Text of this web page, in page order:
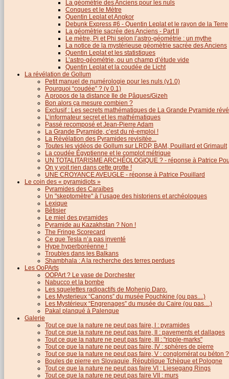
La géométrie des Anciens pour les nuls
Conques et le Mètre
Quentin Leplat et Angkor
Debunk Express #6 - Quentin Leplat et le rayon de la Terre
La géomètrie sacrée des Anciens - Part II
Le mètre, Pi et Phi selon l’astro-géométrie : un mythe
La notice de la mystérieuse géomètrie sacrée des Anciens
Quentin Leplat et les statistiques
L’astro-géométrie, ou un champ d’étude vide
Quentin Leplat et la coudée de Licht
La révélation de Gollum
Petit manuel de numérologie pour les nuls (v1.0)
Pourquoi “coudée” ? (v 0.1)
A propos de la distance Ile de Pâques/Gizeh
Bon alors ça mesure combien ?
Exclusif : Les secrets mathématiques de La Grande Pyramide
L’informateur secret et les mathématiques
Passé recomposé et Jean-Pierre Adam
La Grande Pyramide, c’est du ré-emploi !
La Révélation des Pyramides revisitée...
Toutes les vidéos de Gollum sur LRDP, BAM, Pouillard et Grimault
La coudée Égyptienne et le complot métrique
UN TOTALITARISME ARCHÉOLOGIQUE ? - réponse à Patrice
On y voit rien dans cette grotte !
UNE CROYANCE AVEUGLE - réponse à Patrice Pouillard
Le coin des « pyramidiots »
Pyramides des Caraïbes
Un "skeptomètre" à l’usage des historiens et archéologues
Lexique
Bêtisier
Le miel des pyramides
Pyramide au Kazakhstan ? Non !
The Fringe Scorecard
Ce que Tesla n’a pas inventé
Hype hyperboréenne !
Troubles dans les Balkans
Shambhala : A la recherche des terres perdues
Les OoPArts
OOPArt ? Le vase de Dorchester
Nabucco et la bombe
Les squelettes radioactifs de Mohenjo Daro.
Les Mysterieux “Canons” du musée Pouchkine (ou pas....)
Les Mystérieux “Engrenages” du musée du Caire (ou pas....)
Pakal planqué à Palenque
Galerie
Tout ce que la nature ne peut pas faire, I : pyramides
Tout ce que la nature ne peut pas faire, II : pavements et dallages
Tout ce que la nature ne peut pas faire, III : "ripple-marks"
Tout ce que la nature ne peut pas faire, IV : sphères de pierre
Tout ce que la nature ne peut pas faire, V : conglomérat ou béton ?
Boules de pierre en Slovaquie, République Tchèque et Pologne
Tout ce que la nature ne peut pas faire VI : Liesegang Rings
Tout ce que la nature ne peut pas faire VII : murs